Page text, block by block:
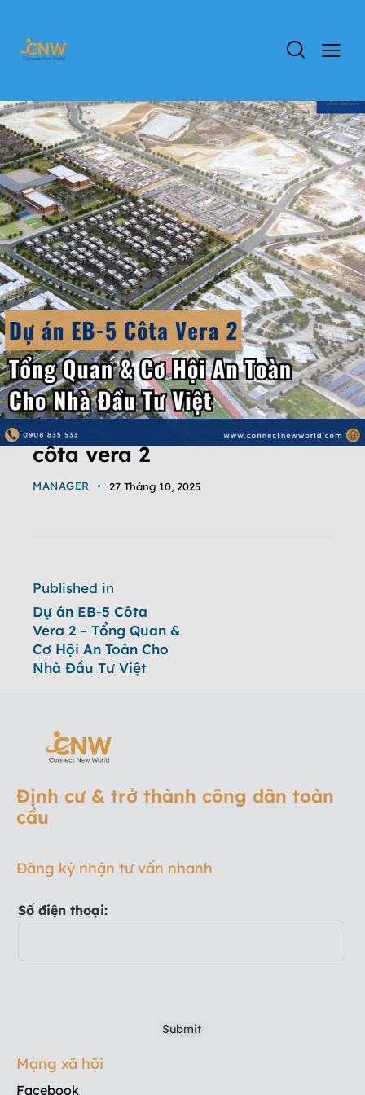
côta vera 2
MANAGER 27 Tháng 10, 2025
Published in
Dự án EB-5 Côta
Vera 2 – Tổng Quan &
Cơ Hội An Toàn Cho
Nhà Đầu Tư Việt
Định cư & trở thành công dân toàn
cầu
Đăng ký nhận tư vấn nhanh
Số điện thoại:
Mạng xã hội
Facebook